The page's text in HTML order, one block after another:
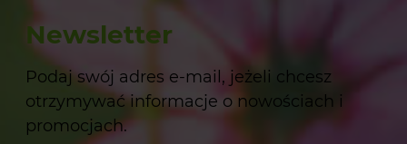
Newsletter
Podaj swój adres e-mail, jeżeli chcesz
otrzymywać informacje o nowościach i
promocjach.